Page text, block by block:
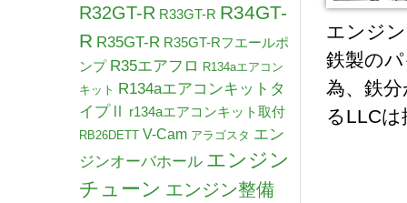
エンジ
鉄製の
為、鉄
るLLC
R32GT-R R33GT-R R34GT-
R R35GT-R R35GT-Rフエールポ
ンプ R35エアフロ R134aエアコン
キット R134aエアコンキットタ
イプⅡ
r134aエアコンキット取付
RB26DETT V-Cam アラゴスタ エン
ジンオーバホール エンジン
チューン エンジン整備